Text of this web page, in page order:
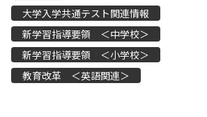
大学入学共通テスト関連情報
新学習指導要領 ＜中学校＞
新学習指導要領 ＜小学校＞
教育改革 ＜英語関連＞